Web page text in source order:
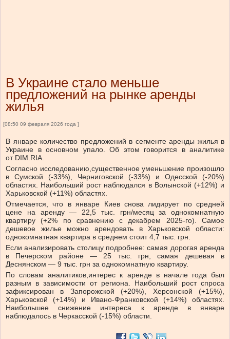
В Украине стало меньше
предложений на рынке аренды
жилья
[08:50 09 февраля 2026 года ]
В январе количество предложений в сегменте аренды жилья в
Украине в основном упало. Об этом говорится в аналитике
от DIM.RIA.
Согласно исследованию,существенное уменьшение произошло
в Сумской (-33%), Черниговской (-33%) и Одесской (-20%)
областях. Наибольший рост наблюдался в Волынской (+12%) и
Харьковской (+11%) областях.
Отмечается, что вянваре Киев снова лидирует по средней
цене на аренду — 22,5 тыс. грн/месяц за однокомнатную
квартиру (+2% по сравнению с декабрем 2025-го). Самое
дешевое жилье можно арендовать в Харьковской области:
однокомнатная квартира в среднем стоит 4,7 тыс. грн.
Если анализировать столицу подробнее: самая дорогая аренда
в Печерском районе — 25 тыс. грн, самая дешевая в
Деснянском — 9 тыс. грн за однокомнатную квартиру.
По словам аналитиков,интерес к аренде в начале года был
разным в зависимости от региона. Наибольший рост спроса
зафиксирован в Запорожской (+20%), Херсонской (+15%),
Харьковской (+14%) и Ивано-Франковской (+14%) областях.
Наибольшее снижение интереса к аренде в январе
наблюдалось в Черкасской (-15%) области.